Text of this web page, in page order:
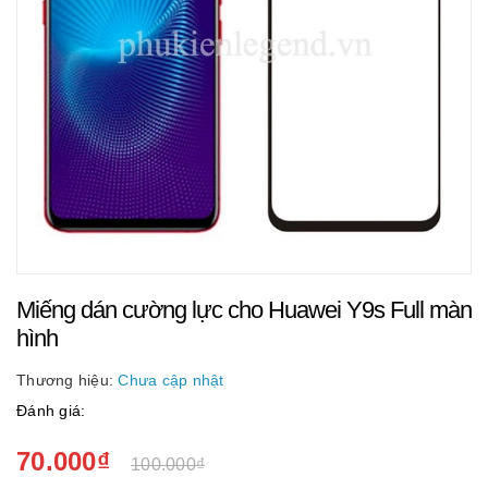
Miếng dán cường lực cho Huawei Y9s Full màn
hình
Thương hiệu: Chưa cập nhật
Đánh giá:
70.000₫ 100.000₫